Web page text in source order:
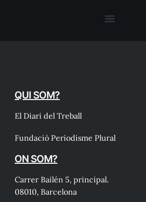
QUI SOM?
El Diari del Treball
Fundació Periodisme Plural
ON SOM?
Carrer Bailén 5, principal.
08010, Barcelona